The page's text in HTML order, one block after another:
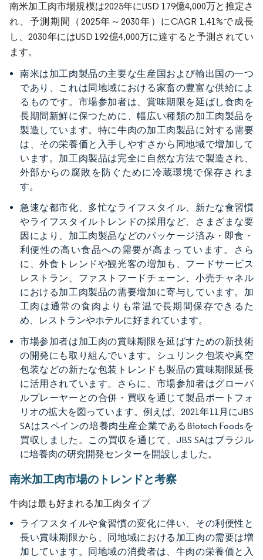
南米加工肉市場規模は2025年にUSD 179億4,000万と推定さ
れ、予測期間（2025年～2030年）にCAGR 1.41%で成長
し、2030年にはUSD 192億4,000万に達すると予測されてい
ます。
南米は加工肉製品の主要な生産国および輸出国の一つ
であり、これは同地域における家畜の豊富な供給によ
るものです。市場参加者は、賞味期限を延ばし食肉を
長期間新鮮に保つために、幅広い種類の加工肉製品を
製造しています。特に牛肉の加工肉製品に対する需要
は、その栄養価と入手しやすさから同地域で増加して
います。加工肉製品は完全に自然な方法で製造され、
外部からの腐敗を防ぐために冷蔵環境で保存されま
す。
急速な都市化、多忙なライフスタイル、新たな食習慣
やライフスタイルトレンドの採用など、さまざまな要
因により、加工肉製品などのパッケージ済み・即食・
利便性の高い食品への需要が高まっています。さら
に、外食トレンドや観光客の増加も、フードサービス
レストラン、ファストフードチェーン、小売チャネル
における加工肉製品の需要増加に寄与しています。加
工肉は通常の食肉よりも常温で長期間保存できるた
め、レストランやホテルに好まれています。
市場参加者は加工肉の賞味期限を延ばすための新技術
の開発にも取り組んでいます。シュリンク包装や真空
包装などの新たな包装トレンドも製品の賞味期限延長
に活用されています。さらに、市場参加者はグローバ
ルプレーヤーとの合併・買収を通じて製品ポートフォ
リオの拡大を図っています。例えば、2021年11月にJBS
SAはスペインの培養肉生産企業であるBiotech Foodsを
買収しました。この買収を通じて、JBS SAはブラジル
に培養肉の研究開発センターを開設しました。
南米加工肉市場のトレンドと考察
牛肉は最も好まれる加工肉タイプ
ライフスタイルや食習慣の変化に伴い、その利便性と
長い賞味期限から、同地域における加工肉の需要は増
加しています。同地域の消費者は、牛肉の栄養価と入